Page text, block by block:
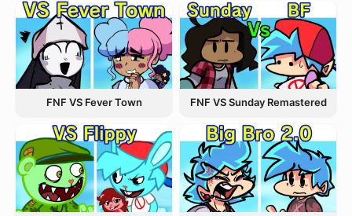
FNF VS Fever Town FNF VS Sunday Remastered